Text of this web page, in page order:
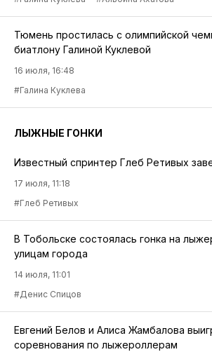
Тюмень простилась с олимпийской
биатлону Галиной Куклевой
16 июля, 16:48
#Галина Куклева
ЛЫЖНЫЕ ГОНКИ
Известный спринтер Глеб Ретивых
17 июля, 11:18
#Глеб Ретивых
В Тобольске состоялась гонка на
улицам города
14 июля, 11:01
#Денис Спицов
Евгений Белов и Алиса Жамбалова
соревнования по лыжероллерам